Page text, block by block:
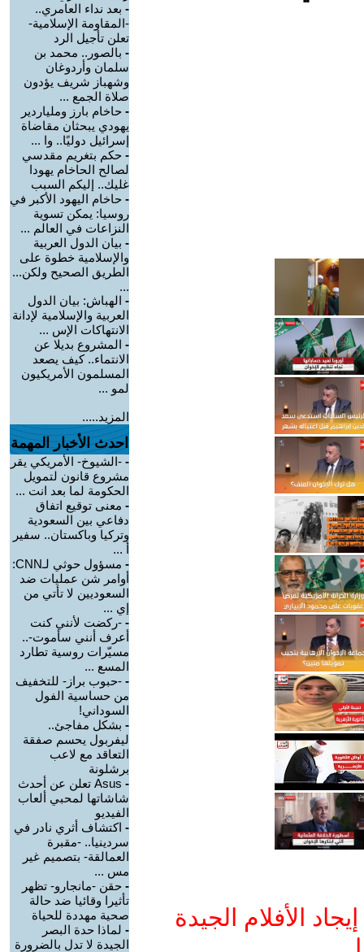
الأفلام الجيدة
- بعد نداء العامري..
-المقاومة الإسلامية-
تعلن تأجيل الرد
- بالصور.. محمد بن
سلمان وأردوغان
وشهباز شريف يؤدون
صلاة الجمع ...
- حاخام بارز وملياردير
يهودي يبحثان مقاضاة
إسرائيل دوليًا.. وا ...
- حكم بتغريم مقدسي
لصالح الحاخام يهودا
غليك.. إليكم السبب
- حاخام اليهود الأكبر في
روسيا: يمكن تسوية
النزاعات في العالم ...
- بيان الدول العربية
والإسلامية خطوة على
الطريق الصحيح ولكن...
...
- الهباش: بيان الدول
العربية والإسلامية لإدانة
الانتهاكات الإس ...
- المشروع بديلا عن
الانتماء.. كيف يصعد
المسلمون الأمريكيون
لمو ...
المزيد.....
احدث الأخبار المهمة
- -الشيوخ- الأمريكي يقر
مشروع قانون لتمويل
الحكومة لما بعد انت ...
- معنى توقيع اتفاق
دفاعي بين السعودية
وتركيا وباكستان.. سفير
أ ...
-
مسؤول حوثي لـCNN:
أوامر شن عمليات ضد
السعوديين لا تأتي من
إي ...
- -ركضت لأنني كنت
أعرف أنني سأموت-..
مسيّرات روسية تطارد
المسع ...
- -حبوب براز- للتخفيف
من حساسية الفول
السوداني!
- بشكل مفاجئ..
ليفربول يحسم صفقة
التعاقد مع لاعب
برشلونة
-
Asus تعلن عن أحدث
شاشاتها لمحبي ألعاب
الفيديو
- اكتشاف أثري نادر في
سردينيا.. -مقبرة
العمالقة- بتصميم غير
مس ...
- حقن -مانجارو- تظهر
تأثيرا وقائيا ضد حالة
صحية مهددة للحياة
- لماذا حدة البصر
الجيدة لا تدل بالضرورة